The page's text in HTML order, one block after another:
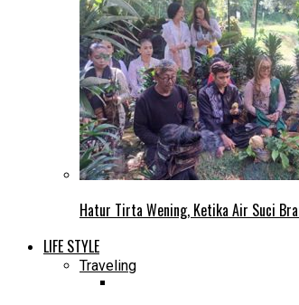
Hatur Tirta Wening, Ketika Air Suci
LIFE STYLE
Traveling